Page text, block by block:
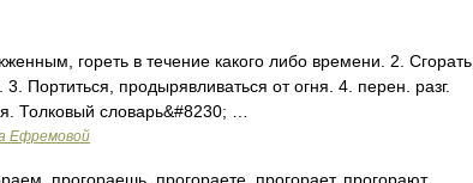
гореть в течение какого либо времени. 2. Сгорать,
3. Портиться, продырявливаться от огня. 4. перен. разг.
Толковый словарь&#8230; …
Ефремовой